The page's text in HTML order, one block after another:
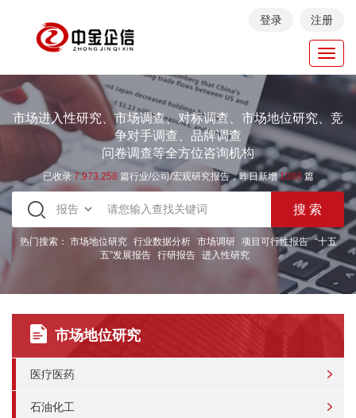
登录 注册
市场进入性研究、市场调查、对标调查、市场地位研究、竞
争对手调查、品牌调查
问卷调查等全方位咨询机构
已收录 7.973.258 篇行业/公司/宏观研究报告，昨日新增1088篇
热门搜索： 市场地位研究 行业数据分析 市场调研 项目可行性报告 “十五
五”发展报告 行研报告 进入性研究
市场地位研究
医疗医药
石油化工